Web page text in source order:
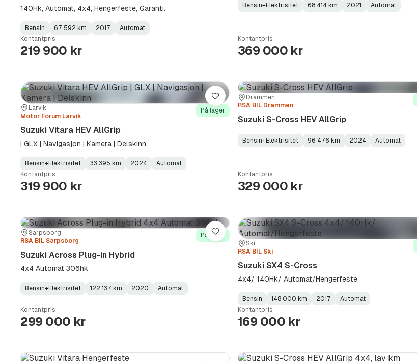
140Hk, Automat, 4x4, Hengerfeste, Garanti.
Fuel
Type:
Bensin
Kilometerstand:
67 592 km
Model
Year:
2017
Gearbox
Type:
Automat
Kontantpris
219 900 kr
Fuel
Bensin+Elektrisitet
Kilometerstand: 68 414 km
Model
2021
Gearbox
Automat
Kontantpris
369 000 kr
Sted:
Larvik
Forhandler:
Motor Forum Larvik
På lager
Suzuki Vitara HEV AllGrip
| GLX | Navigasjon | Kamera | Delskinn
Fuel
Type:
Bensin+Elektrisitet
Kilometerstand: 33 395 km
Model
Year:
2024
Gearbox
Type:
Automat
Kontantpris
319 900 kr
Lagre Sted:
Drammen
Forhandler:
RSA BIL Drammen
Suzuki S-Cross HEV AllGrip
Fuel
Bensin+Elektrisitet
Kilometerstand: 96 476 km
Model
2024
Gearbox
Automat
Kontantpris
329 000 kr
Sted:
Sarpsborg
Forhandler:
RSA BIL Sarpsborg
På lager
Suzuki Across Plug-in Hybrid
4x4 Automat 306hk
Fuel
Bensin+Elektrisitet
Kilometerstand: 122 137 km
Model
2020
Gearbox
Automat
Kontantpris
299 000 kr
Lagre
Sted:
Ski
Forhandler:
RSA BIL Ski
Suzuki SX4 S-Cross
4x4/ 140Hk/ Automat/Hengerfeste
Fuel
Type:
Bensin
Kilometerstand:
148 000 km
Model
Year:
2017
Gearbox
Type:
Automat
Kontantpris
169 000 kr